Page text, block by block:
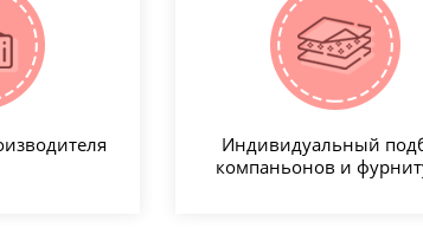
Индивидуальный
компаньонов и